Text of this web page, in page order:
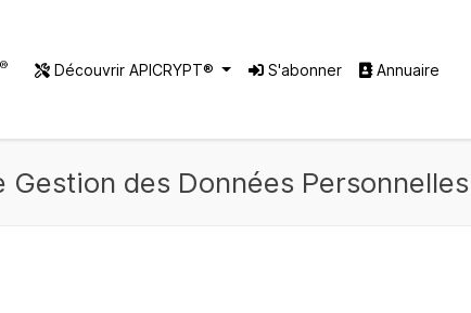
Découvrir APICRYPT® S'abonner Annuaire
Gestion des Données